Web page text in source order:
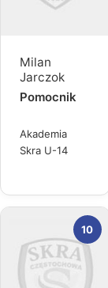
Milan
Jarczok
Pomocnik
Akademia
Skra U-14
10